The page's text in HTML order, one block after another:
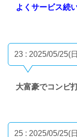
よくサービス続
23 : 2025/05/25(
大富豪でコンビ
25 : 2025/05/25(